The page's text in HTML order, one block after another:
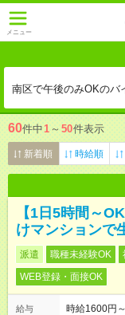
メニュー
南区で午後のみOKのバ
60件中1 ～ 50件表示
新着順 時給順
【1日5時間～
けマンションで
派遣 職種未経験OK
WEB登録・面接OK
給与
時給1600円